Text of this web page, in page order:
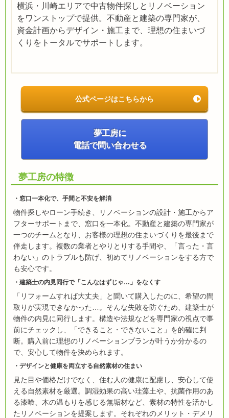
横浜・川崎エリアで中古物件探しとリノベーション
をワンストップで提供。不動産と建築の専門家が、
資金計画からデザイン・施工まで、理想の住まいづ
くりをトータルでサポートします。
公式ページはこちらから
夢工房に
電話で問い合わせる
夢工房の特徴
窓口一本化で、手間と不安を解消
物件探しやローン手続き、リノベーションの設計・施工からア
フターサポートまで、窓口を一本化。不動産と建築の専門家が
一つのチームとなり、お客様の理想の住まいづくりを最後まで
伴走します。複数の業者とやりとりする手間や、「言った・言
わない」のトラブルも防げ、初めてリノベーションをする方で
も安心です。
建築士の内見同行で「こんなはずじゃ…」をなくす
「リフォームすれば大丈夫」と聞いて購入したのに、希望の間
取りが実現できなかった…。そんな失敗を防ぐため、建築士が
物件の内見に同行します。構造や法規などを専門家の視点で事
前にチェックし、「できること・できないこと」を的確に判
断。購入前に理想のリノベーションプランが叶うか分かるの
で、安心して物件を決められます。
デザインと健康を両立する自然素材の住まい
見た目や価格だけでなく、住む人の健康に配慮し、安心して使
える自然素材を厳選。調湿効果の高い珪藻土や、抗菌作用のあ
る漆喰、木の温もりを感じる無垢材など、素材の特性を活かし
たリノベーションを提案します。それぞれのメリット・デメリ